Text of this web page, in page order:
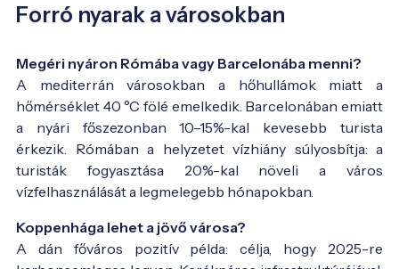
Forró nyarak a városokban
Megéri nyáron Rómába vagy Barcelonába menni?
A mediterrán városokban a hőhullámok miatt a
hőmérséklet 40 °C fölé emelkedik. Barcelonában emiatt
a nyári főszezonban 10–15%-kal kevesebb turista
érkezik. Rómában a helyzetet vízhiány súlyosbítja: a
turisták fogyasztása 20%-kal növeli a város
vízfelhasználását a legmelegebb hónapokban.
Koppenhága lehet a jövő városa?
A dán főváros pozitív példa: célja, hogy 2025-re